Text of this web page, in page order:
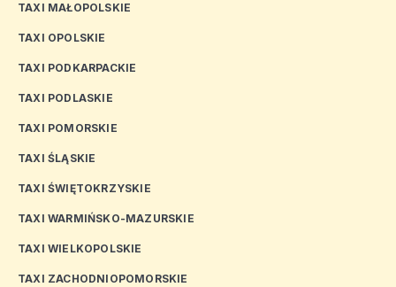
TAXI MAŁOPOLSKIE
TAXI OPOLSKIE
TAXI PODKARPACKIE
TAXI PODLASKIE
TAXI POMORSKIE
TAXI ŚLĄSKIE
TAXI ŚWIĘTOKRZYSKIE
TAXI WARMIŃSKO-MAZURSKIE
TAXI WIELKOPOLSKIE
TAXI ZACHODNIOPOMORSKIE